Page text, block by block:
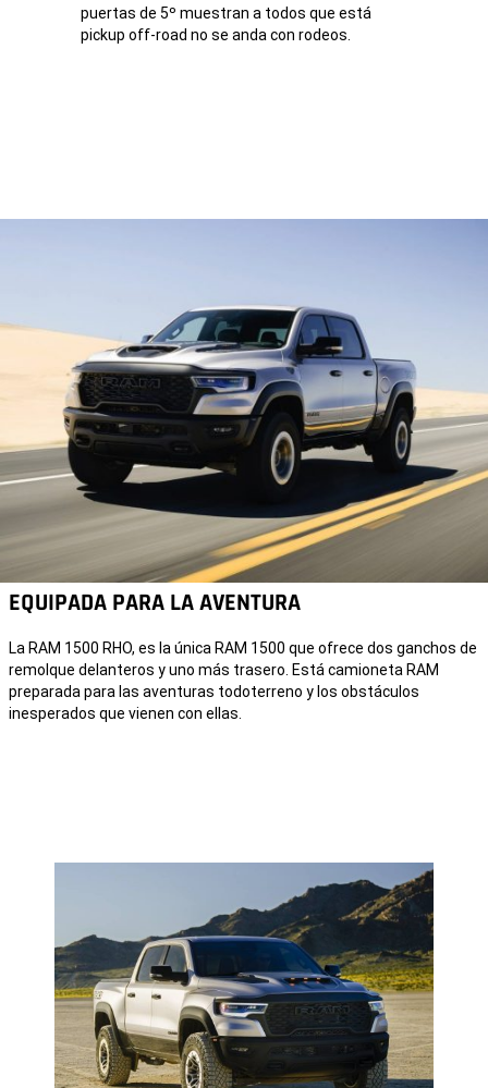
puertas de 5º muestran a todos que está
pickup off-road no se anda con rodeos.
EQUIPADA PARA LA AVENTURA
La RAM 1500 RHO, es la única RAM 1500 que ofrece dos ganchos de
remolque delanteros y uno más trasero. Está camioneta RAM
preparada para las aventuras todoterreno y los obstáculos
inesperados que vienen con ellas.